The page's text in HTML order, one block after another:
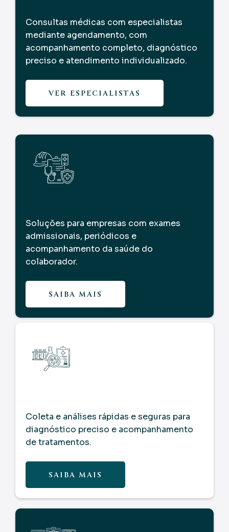
Consultas médicas com especialistas
mediante agendamento, com
acompanhamento completo, diagnóstico
preciso e atendimento individualizado.
VER ESPECIALISTAS
Soluções para empresas com exames
admissionais, periódicos e
acompanhamento da saúde do
colaborador.
SAIBA MAIS
Coleta e análises rápidas e seguras para
diagnóstico preciso e acompanhamento
de tratamentos.
SAIBA MAIS